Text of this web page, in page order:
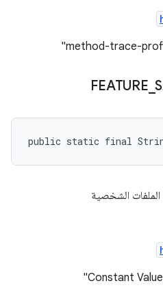
FEATURE _
public static final String
الملفات الشخصية
Constant